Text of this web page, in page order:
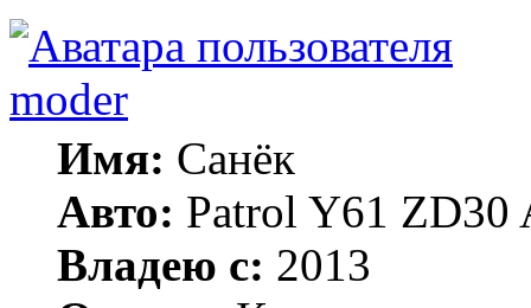
moder
Имя: Санёк
Авто: Patrol Y61 ZD30
Владею с: 2013